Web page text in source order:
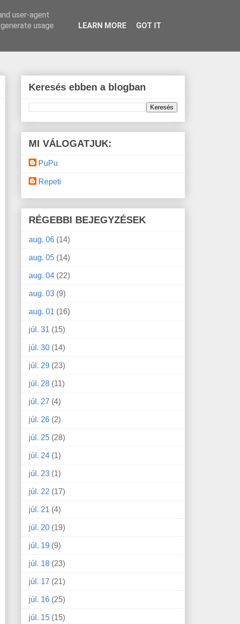
Keresés ebben a blogban
MI VÁLOGATJUK:
PuPu
Repeti
RÉGEBBI BEJEGYZÉSEK
aug. 06 (14)
aug. 05 (14)
aug. 04 (22)
aug. 03 (9)
aug. 01 (16)
júl. 31 (15)
júl. 30 (14)
júl. 29 (23)
júl. 28 (11)
júl. 27 (4)
júl. 26 (2)
júl. 25 (28)
júl. 24 (1)
júl. 23 (1)
júl. 22 (17)
júl. 21 (4)
júl. 20 (19)
júl. 19 (9)
júl. 18 (23)
júl. 17 (21)
júl. 16 (25)
júl. 15 (15)
user-agent
usage
LEARN MORE GOT IT